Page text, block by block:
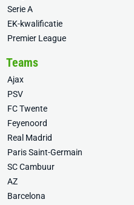
Serie A
EK-kwalificatie
Premier League
Teams
Ajax
PSV
FC Twente
Feyenoord
Real Madrid
Paris Saint-Germain
SC Cambuur
AZ
Barcelona